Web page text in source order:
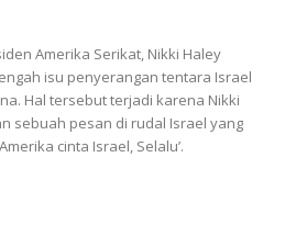
Amerika Serikat, Nikki Haley
isu penyerangan tentara Israel
Hal tersebut terjadi karena Nikki
sebuah pesan di rudal Israel yang
cinta Israel, Selalu’.